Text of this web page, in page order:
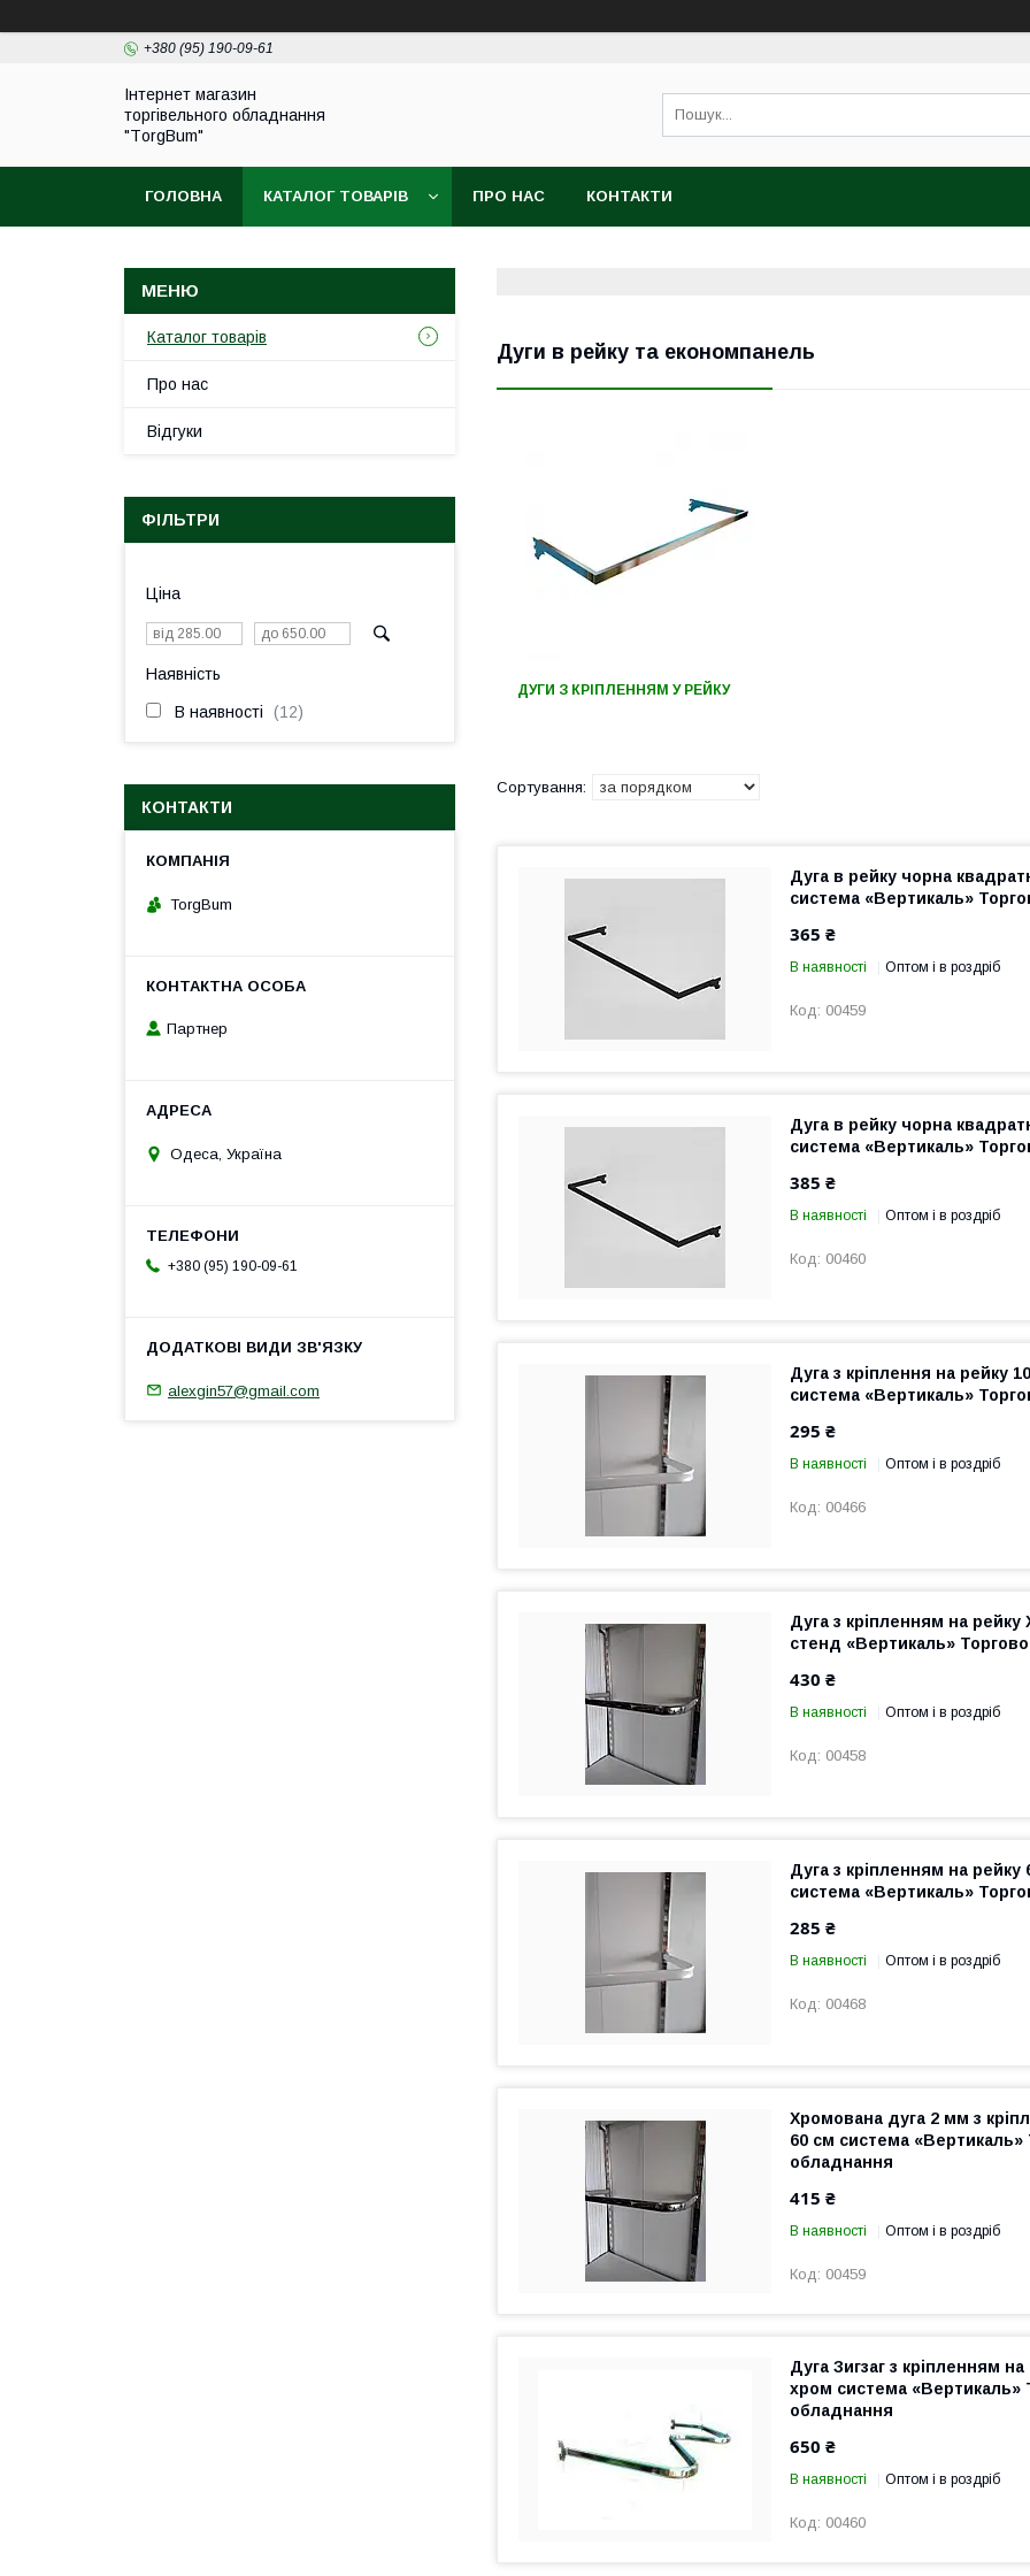
+380 (95) 190-09-61
Інтернет магазин
торгівельного обладнання
"ТorgBum"
ГОЛОВНА КАТАЛОГ ТОВАРІВ ПРО НАС КОНТАКТИ
Дуги в рейку та економпанель
ДУГИ З КРІПЛЕННЯМ У РЕЙКУ
Дуга в рейку чорна
система «Вертикаль»
365 ₴
В наявності Оптом і в роздріб
00459
Дуга в рейку чорна
система «Вертикаль»
385 ₴
В наявності Оптом і в роздріб
00460
Дуга з кріплення на рейку
система «Вертикаль»
295 ₴
В наявності Оптом і в роздріб
00466
Дуга з кріпленням на
стенд «Вертикаль»
430 ₴
В наявності Оптом і в роздріб
00458
Дуга з кріпленням на рейку
система «Вертикаль»
285 ₴
В наявності Оптом і в роздріб
00468
Хромована дуга 2 мм з
60 см система «Вертикаль»
обладнання
415 ₴
В наявності Оптом і в роздріб
00459
Дуга Зигзаг з кріпленням
хром система «Вертикаль»
обладнання
650 ₴
В наявності Оптом і в роздріб
00460
Каталог товарів
Про нас
Відгуки
ФІЛЬТРИ
Ціна
Наявність
В наявності 12
КОНТАКТИ
TorgBum
Партнер
Одеса, Україна
+380 (95) 190-09-61
alexgin57@gmail.com